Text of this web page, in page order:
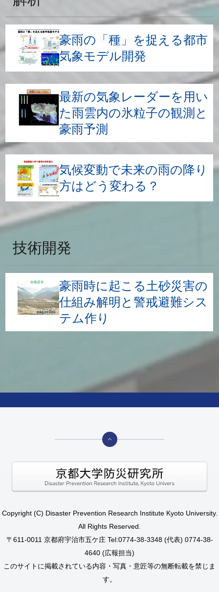
豪雨の「種」を捉える都市
気象モデル開発
最新の気象レーダーを用い
た雨雲内の氷粒子の観測と
豪雨予測
気候変動で未来の雨の降り
方はどう変わる？
技術開発
豪雨時に起こる土砂災害の
仕組み解明と警戒避難シス
テム作り
Copyright (C) Disaster Prevention Research Institute Kyoto University.
All Rights Reserved.
〒611-0011 京都府宇治市五ケ庄 Tel:0774-38-3348 (代表) 0774-38-
4640 (広報担当)
このサイトに掲載されている内容・写真・意匠等の無断転載を禁じま
す。